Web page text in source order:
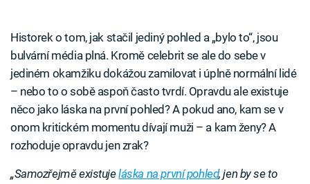
Historek o tom, jak stačil jediný pohled a „bylo to“, jsou
bulvární média plná. Kromě celebrit se ale do sebe v
jediném okamžiku dokážou zamilovat i úplně normální lidé
– nebo to o sobě aspoň často tvrdí. Opravdu ale existuje
něco jako láska na první pohled? A pokud ano, kam se v
onom kritickém momentu dívají muži – a kam ženy? A
rozhoduje opravdu jen zrak?
„Samozřejmě existujeláska na první pohled, jen by se to